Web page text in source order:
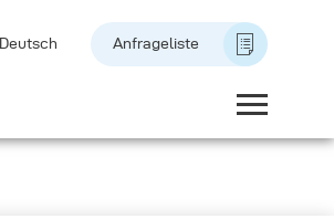
Deutsch Anfrageliste